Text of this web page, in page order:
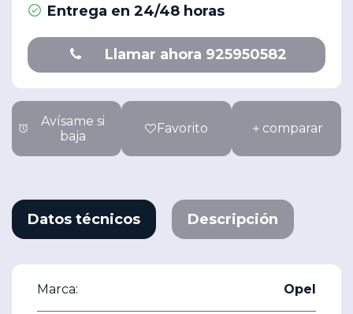
Entrega en 24/48 horas
Llamar ahora 925950582
Avísame si
baja
Favorito comparar
Datos técnicos Descripción
Marca: Opel